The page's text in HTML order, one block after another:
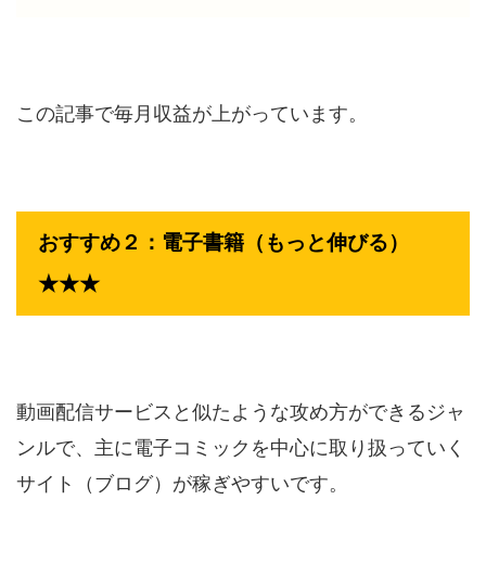
この記事で毎月収益が上がっています。
おすすめ２：電子書籍（もっと伸びる）
★★★
動画配信サービスと似たような攻め方ができるジャ
ンルで、主に電子コミックを中心に取り扱っていく
サイト（ブログ）が稼ぎやすいです。